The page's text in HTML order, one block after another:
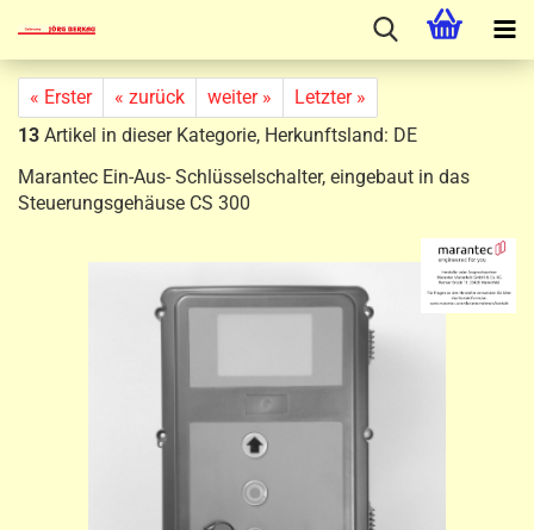
« Erster « zurück weiter »
Letzter »
13 Artikel in dieser Kategorie, Herkunftsland: DE
Marantec Ein-Aus- Schlüsselschalter, eingebaut in das
Steuerungsgehäuse CS 300